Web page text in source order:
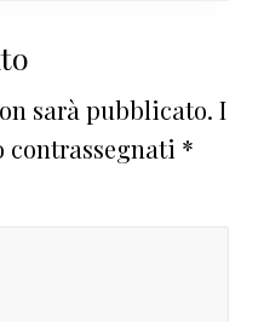
sarà pubblicato. I
*